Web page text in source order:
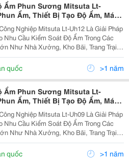
Ẩm Phun Sương Mitsuta Lt-
Ẩm, Thiết Bị Tạo Độ Ẩm, Máy
Bị Bù Ẩm, Máy Làm Tăng Độ Ẩm,
Ẩm Nghiệp Mitsuta Lt-Uh12 Là Giải Pháp
Nhu Cầu Kiểm Soát Độ Ẩm Trong Các
Như Nhà Xưởng, Kho Bãi, Trang Trại
Các Khu Vực Sản Xuất Công Nghiệp. Với
Tiến Và Thiết Kế Chắc Chắn, Máy...
quốc >1 năm
Ẩm Phun Sương Mitsuta Lt-
Ẩm, Thiết Bị Tạo Độ Ẩm, Máy
Bị Bù Ẩm, Máy Làm Tăng Độ Ẩm,
Ẩm Nghiệp Mitsuta Lt-Uh09 Là Giải Pháp
Nhu Cầu Kiểm Soát Độ Ẩm Trong Các
Như Nhà Xưởng, Kho Bãi, Trang Trại
Các Khu Vực Sản Xuất Công Nghiệp. Với
Tiến Và Thiết Kế Chắc Chắn, Máy...
quốc >1 năm